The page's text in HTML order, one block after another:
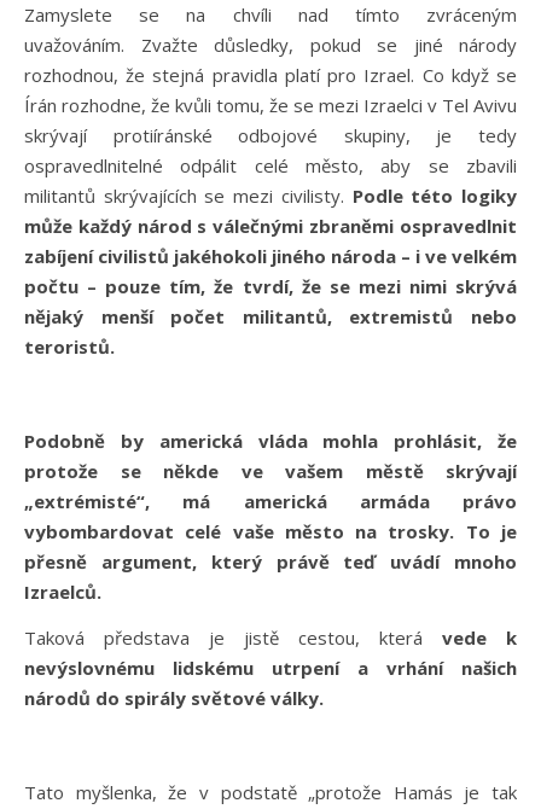
Zamyslete se na chvíli nad tímto zvráceným
uvažováním. Zvažte důsledky, pokud se jiné národy
rozhodnou, že stejná pravidla platí pro Izrael. Co když se
Írán rozhodne, že kvůli tomu, že se mezi Izraelci v Tel Avivu
skrývají protiíránské odbojové skupiny, je tedy
ospravedlnitelné odpálit celé město, aby se zbavili
militantů skrývajících se mezi civilisty. Podle této logiky
může každý národ s válečnými zbraněmi ospravedlnit
zabíjení civilistů jakéhokoli jiného národa – i ve velkém
počtu – pouze tím, že tvrdí, že se mezi nimi skrývá
nějaký menší počet militantů, extremistů nebo
teroristů.
Podobně by americká vláda mohla prohlásit, že
protože se někde ve vašem městě skrývají
„extrémisté“, má americká armáda právo
vybombardovat celé vaše město na trosky. To je
přesně argument, který právě teď uvádí mnoho
Izraelců.
Taková představa je jistě cestou, která vede k
nevýslovnému lidskému utrpení a vrhání našich
národů do spirály světové války.
Tato myšlenka, že v podstatě „protože Hamás je tak